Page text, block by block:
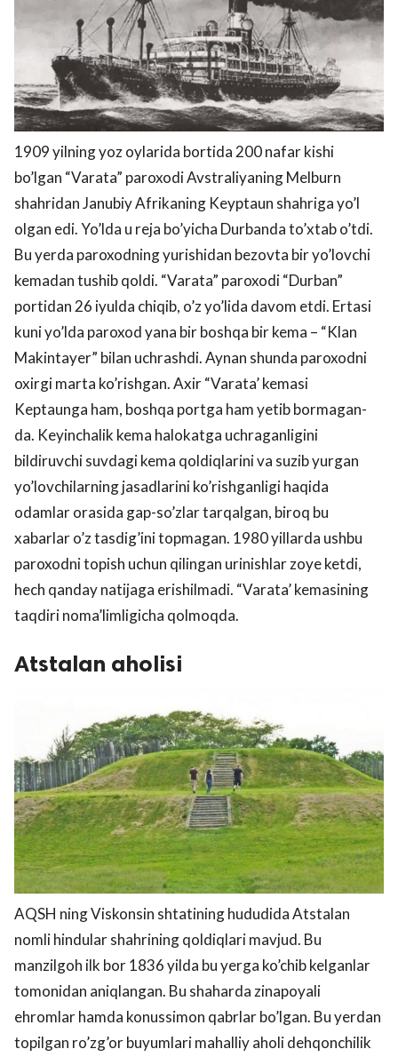
1909 yilning yoz oylarida bortida 200 nafar kishi
bo’lgan “Varata” paroxodi Avstraliyaning Melburn
shahridan Janubiy Afrikaning Keyptaun shahriga yo’l
olgan edi. Yo’lda u reja bo’yicha Durbanda to’xtab o’tdi.
Bu yerda paroxodning yurishidan bezovta bir yo’lovchi
kemadan tushib qoldi. “Varata” paroxodi “Durban”
portidan 26 iyulda chiqib, o’z yo’lida davom etdi. Ertasi
kuni yo’lda paroxod yana bir boshqa bir kema – “Klan
Makintayer” bilan uchrashdi. Aynan shunda paroxodni
oxirgi marta ko’rishgan. Axir “Varata’ kemasi
Keptaunga ham, boshqa portga ham yetib bormagan-
da. Keyinchalik kema halokatga uchraganligini
bildiruvchi suvdagi kema qoldiqlarini va suzib yurgan
yo’lovchilarning jasadlarini ko’rishganligi haqida
odamlar orasida gap-so’zlar tarqalgan, biroq bu
xabarlar o’z tasdig’ini topmagan. 1980 yillarda ushbu
paroxodni topish uchun qilingan urinishlar zoye ketdi,
hech qanday natijaga erishilmadi. “Varata’ kemasining
taqdiri noma’limligicha qolmoqda.
Atstalan aholisi
AQSH ning Viskonsin shtatining hududida Atstalan
nomli hindular shahrining qoldiqlari mavjud. Bu
manzilgoh ilk bor 1836 yilda bu yerga ko’chib kelganlar
tomonidan aniqlangan. Bu shaharda zinapoyali
ehromlar hamda konussimon qabrlar bo’lgan. Bu yerdan
topilgan ro’zg’or buyumlari mahalliy aholi dehqonchilik